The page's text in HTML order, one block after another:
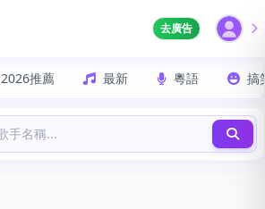
去廣告
2026推薦 最新 粵語 搞